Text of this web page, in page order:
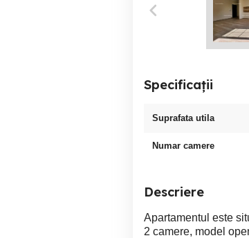
Specificații
Suprafata utila
Numar camere
Descriere
Apartamentul este
2 camere, model